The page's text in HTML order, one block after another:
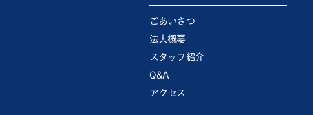
ごあいさつ
法人概要
スタッフ紹介
Q&A
アクセス